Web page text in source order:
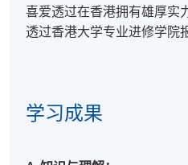
喜爱透过在香港拥有雄厚实
透过香港大学专业进修学院
学习成果